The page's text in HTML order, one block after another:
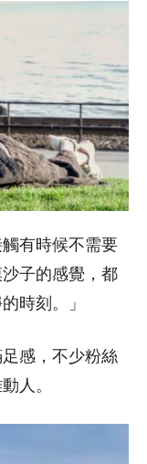
有時候不需要
子的感覺，都
時刻。」
感，不少粉絲
人。